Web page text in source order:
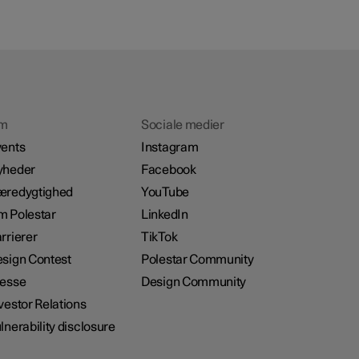
Polestar
Contest
Relations
disclosure
Sociale medier
Instagram
Facebook
YouTube
LinkedIn
TikTok
Polestar Community
Design Community